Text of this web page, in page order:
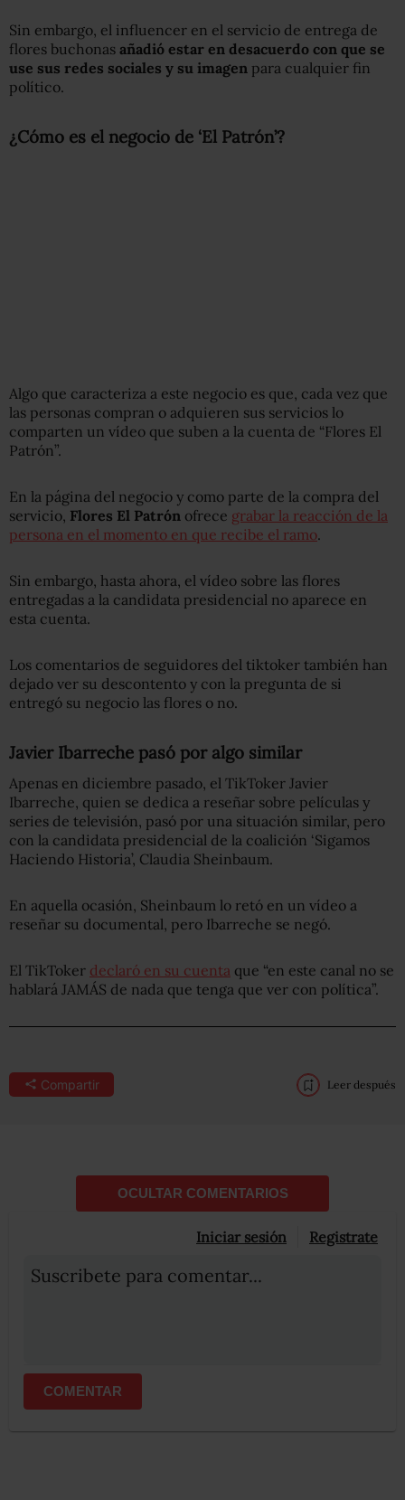
Sin embargo, el influencer en el servicio de entrega de
flores buchonas añadió estar en desacuerdo con que se
use sus redes sociales y su imagen para cualquier fin
político.
¿Cómo es el negocio de ‘El Patrón’?
Algo que caracteriza a este negocio es que, cada vez que
las personas compran o adquieren sus servicios lo
comparten un vídeo que suben a la cuenta de “Flores El
Patrón”.
En la página del negocio y como parte de la compra del
servicio, Flores El Patrón ofrece grabar la reacción de la
persona en el momento en que recibe el ramo.
Sin embargo, hasta ahora, el vídeo sobre las flores
entregadas a la candidata presidencial no aparece en
esta cuenta.
Los comentarios de seguidores del tiktoker también han
dejado ver su descontento y con la pregunta de si
entregó su negocio las flores o no.
Javier Ibarreche pasó por algo similar
Apenas en diciembre pasado, el TikToker Javier
Ibarreche, quien se dedica a reseñar sobre películas y
series de televisión, pasó por una situación similar, pero
con la candidata presidencial de la coalición ‘Sigamos
Haciendo Historia’, Claudia Sheinbaum.
En aquella ocasión, Sheinbaum lo retó en un vídeo a
reseñar su documental, pero Ibarreche se negó.
El TikToker declaró en su cuenta que “en este canal no se
hablará JAMÁS de nada que tenga que ver con política”.
Compartir Leer después
OCULTAR COMENTARIOS
Iniciar sesión Registrate
Suscribete para comentar...
COMENTAR